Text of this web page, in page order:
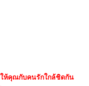
ให้คุณกับคนรักใกล้ชิดกัน